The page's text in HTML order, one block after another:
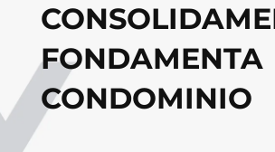
FONDAMENTA
CONDOMINIO